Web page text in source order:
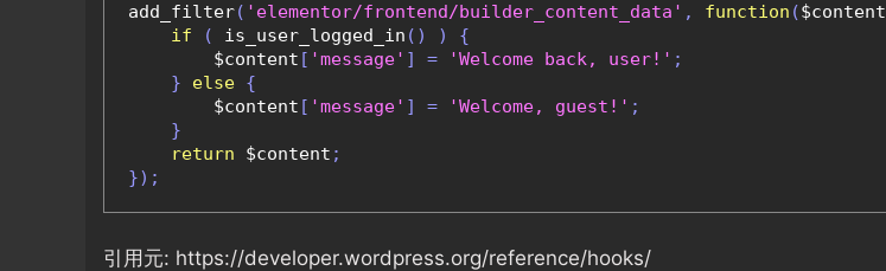
add_filter( 'elementor/frontend/builder_content_data' , function ($content
if
( is_user_logged_in () )
{
        $content
[ 'message' ] = 'Welcome back, user!' ;
}
else {
        $content
[ 'message' ] = 'Welcome, guest!' ;
}
return $content ;
});
引用元: https://developer.wordpress.org/reference/hooks/